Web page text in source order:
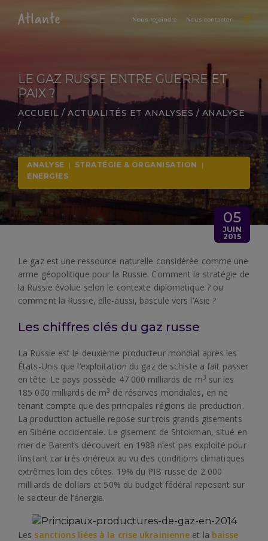
Nous rejoindre Nous contacter
LE GAZ RUSSE ENTRE GUERRE ET
PAIX ?
ACCUEIL / ACTUALITÉS ET ANALYSES / ANALYSE
/
ANALYSE | STRATÉGIE & ORGANISATION
|
ENERGIES
05
JUIN
2015
Le gaz est une ressource naturelle considérée comme une
arme géopolitique pour la Russie. Comment la stratégie de
la Russie évolue selon le contexte diplomatique ? ou
comment la Russie, elle-aussi, bascule vers l’Asie ?
Les chiffres clés du gaz russe
La Russie est le deuxième producteur mondial après les
États-Unis que l’exploitation du gaz de schiste a fait passer
en tête. Le pays possède 47 000 milliards de m3 sur les
185 000 milliards de m3 de réserves mondiales, en ne
tenant compte que des principales régions de production.
La production actuelle repose sur trois grands gisements
en Sibérie occidentale. Le gisement de Shtokman, situé en
mer de Barents découvert en 1988 n’est pas exploité pour
l’instant car très onéreux au vu des conditions climatiques
extrêmes loin des côtes. 19% du PIB russe de 2 000
milliards de dollars et 50% du budget fédéral reposent sur
le secteur de l’énergie.
Les sanctions liées à la crise ukrainienne et la baisse